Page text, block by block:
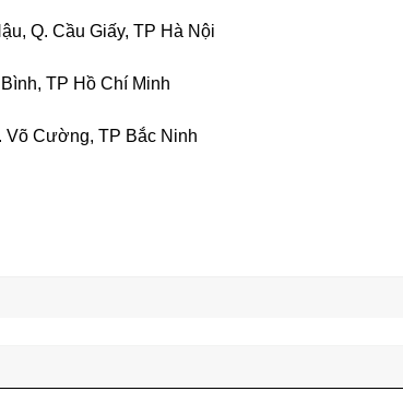
Q. Cầu Giấy, TP Hà Nội
TP Hồ Chí Minh
Võ Cường, TP Bắc Ninh